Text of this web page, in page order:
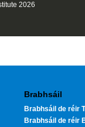
2026
Brabhsáil
Brabhsáil de réir
Brabhsáil de réir